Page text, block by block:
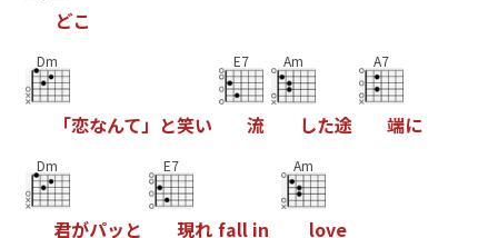
どこ
Dm
「恋なんて」 と笑い
E7
流
Am
した途
A7
端に
Dm
君がパッ と
E7
現れ fall in
Am
love